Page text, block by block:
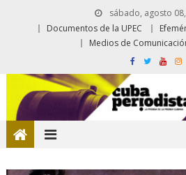
sábado, agosto
Documentos de la UPEC
Medios de